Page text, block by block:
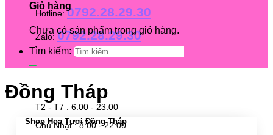
Hotline:0792.28.29.30
Zalo: 0792.28.29.30
T2 - T7 : 6:00 - 23:00
Chủ Nhật : 8:00 - 22:00
Giỏ hàng
Chưa có sản phẩm trong giỏ hàng.
Tìm kiếm:
Đồng Tháp
Shop Hoa Tươi Đồng Tháp